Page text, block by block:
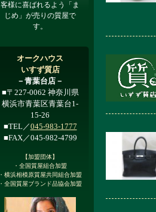
客様に喜ばれるよう「ま
じめ」が売りの質屋で
す。
オークハウス
いすず質店
－青葉台店－
■〒227-0062 神奈川県
横浜市青葉区青葉台1-
15-26
■TEL／045-983-1777
■FAX／045-982-4799
【加盟団体】
・全国質屋組合加盟
・横浜相模原質屋共同組合加盟
・全国質屋ブランド品協会加盟